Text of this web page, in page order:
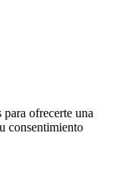
ofrecerte una
consentimiento